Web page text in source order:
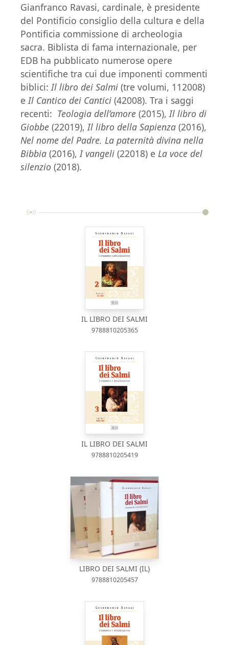
Gianfranco Ravasi, cardinale, è presidente
del Pontificio consiglio della cultura e della
Pontificia commissione di archeologia
sacra. Biblista di fama internazionale, per
EDB ha pubblicato numerose opere
scientifiche tra cui due imponenti commenti
biblici: Il libro dei Salmi (tre volumi, 112008)
e Il Cantico dei Cantici (42008). Tra i saggi
recenti: Teologia dell’amore (2015), Il libro di
Giobbe (22019), Il libro della Sapienza (2016),
Nel nome del Padre. La paternità divina nella
Bibbia (2016), I vangeli (22018) e La voce del
silenzio (2018).
IL LIBRO DEI SALMI
9788810205365
IL LIBRO DEI SALMI
9788810205419
LIBRO DEI SALMI (IL)
9788810205457